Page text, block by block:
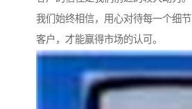
我们始终相信，用心对待每一个细
客户，才能赢得市场的认可。